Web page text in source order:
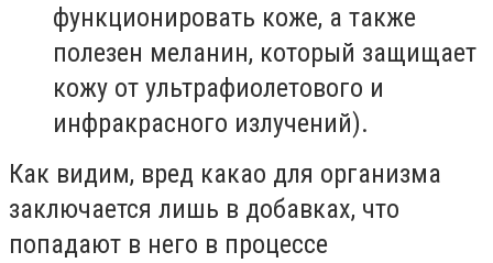
функционировать коже, а также
полезен меланин, который защищает
кожу от ультрафиолетового и
инфракрасного излучений).
Как видим, вред какао для организма
заключается лишь в добавках, что
попадают в него в процессе